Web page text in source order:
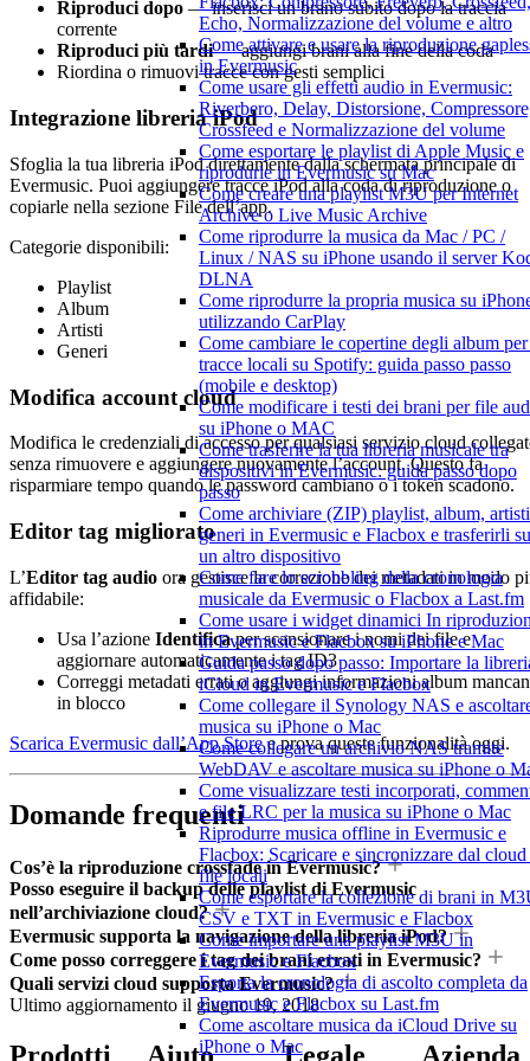
Echo, Normalizzazione del volume e altro
Come attivare e usare la riproduzione
in Evermusic
Come usare gli effetti audio in Evermusic:
Riverbero, Delay, Distorsione,
Crossfeed e Normalizzazione del volume
Come esportare le playlist di Apple Music e
riprodurle in Evermusic su Mac
Come creare una playlist M3U per Internet
Archive o Live Music Archive
Come riprodurre la musica da Mac / PC /
Linux / NAS su iPhone usando il server
DLNA
Come riprodurre la propria musica su
utilizzando CarPlay
Come cambiare le copertine degli album
tracce locali su Spotify: guida passo passo
(mobile e desktop)
Come modificare i testi dei brani per file
su iPhone o MAC
Come trasferire la tua libreria musicale tra
dispositivi in Evermusic: guida passo dopo
passo
Come archiviare (ZIP) playlist, album,
generi in Evermusic e Flacbox e trasferirli su
un altro dispositivo
Come fare lo scrobbling della cronologia
musicale da Evermusic o Flacbox a Last.fm
Come usare i widget dinamici In
in Evermusic e Flacbox su iPhone e Mac
Guida passo dopo passo: Importare la
iCloud in Evermusic e Flacbox
Come collegare il Synology NAS e
musica su iPhone o Mac
Come collegare un archivio NAS tramite
WebDAV e ascoltare musica su iPhone o
Come visualizzare testi incorporati,
e file LRC per la musica su iPhone o Mac
Riprodurre musica offline in Evermusic e
Flacbox: Scaricare e sincronizzare dal cloud
file locali
Come esportare la collezione di brani in
CSV e TXT in Evermusic e Flacbox
Come importare una playlist M3U in
Evermusic e Flacbox
Esporta la cronologia di ascolto completa da
Evermusic e Flacbox su Last.fm
Come ascoltare musica da iCloud Drive su
iPhone o Mac
Riproduci dopo — inserisci un brano subito dopo la traccia
corrente
Riproduci più tardi— aggiungi brani alla fine della coda
Riordina o rimuovi tracce con gesti semplici
Integrazione libreria iPod
Sfoglia la tua libreria iPod direttamente dalla schermata principale di
Evermusic. Puoi aggiungere tracce iPod alla coda di riproduzione o
copiarle nella sezione File dell’app.
Categorie disponibili:
Playlist
Album
Artisti
Generi
Modifica account cloud
Modifica le credenziali di accesso per qualsiasi servizio cloud
senza rimuovere e aggiungere nuovamente l’account. Questo fa
risparmiare tempo quando le password cambiano o i token scadono.
Editor tag migliorato
L’Editor tag audio ora gestisce la correzione dei metadati in modo
affidabile:
Usa l’azione Identificaper scansionare i nomi dei file e
aggiornare automaticamente i tag ID3
Correggi metadati errati o aggiungi informazioni album
in blocco
Scarica Evermusic dall’App Storee prova queste funzionalità oggi.
Domande frequenti
Cos’è la riproduzione crossfade in Evermusic?
Posso eseguire il backup delle playlist di Evermusic
nell’archiviazione cloud?
Evermusic supporta la navigazione della libreria iPod?
Come posso correggere i tag dei brani errati in Evermusic?
Quali servizi cloud supporta Evermusic?
Ultimo aggiornamento il giugno 19, 2018
Prodotti Aiuto Legale Azienda